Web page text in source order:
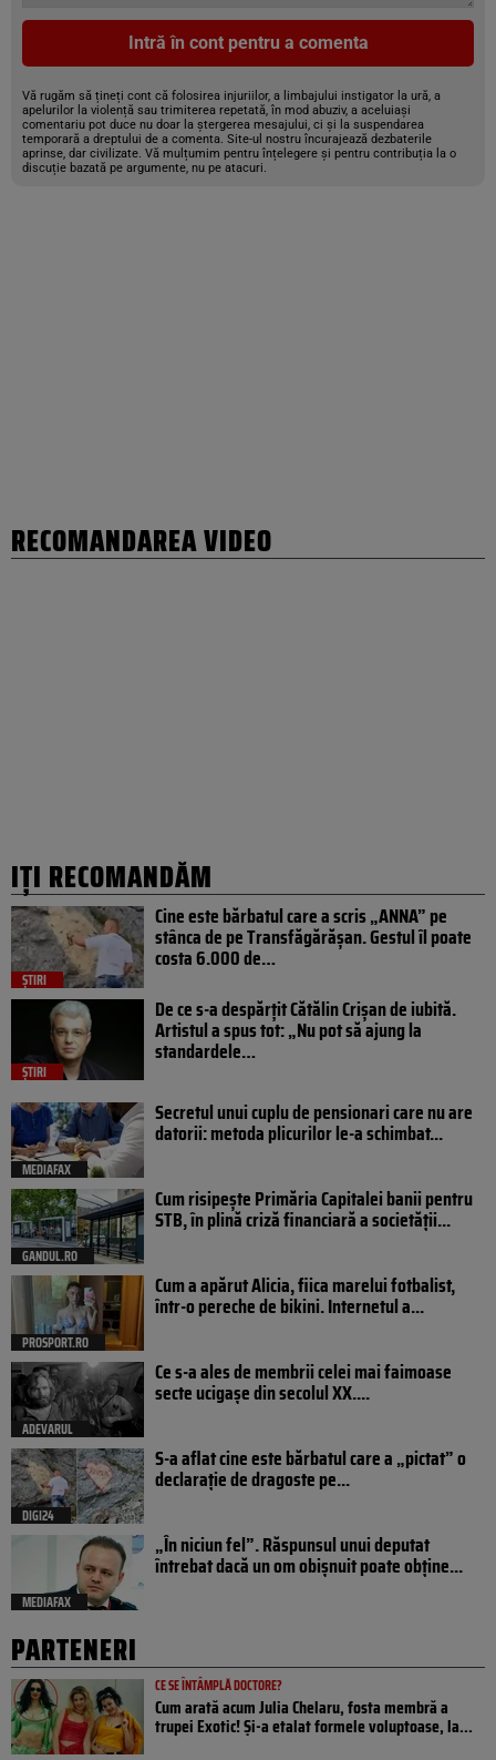
Intră în cont pentru a comenta
Vă rugăm să țineți cont că folosirea injuriilor, a limbajului instigator la ură, a
apelurilor la violență sau trimiterea repetată, în mod abuziv, a aceluiași
comentariu pot duce nu doar la ștergerea mesajului, ci și la suspendarea
temporară a dreptului de a comenta. Site-ul nostru încurajează dezbaterile
aprinse, dar civilizate. Vă mulțumim pentru înțelegere și pentru contribuția la o
discuție bazată pe argumente, nu pe atacuri.
RECOMANDAREA VIDEO
IȚI RECOMANDĂM
ȘTIRI
Cine este bărbatul care a scris „ANNA” pe
stânca de pe Transfăgărășan. Gestul îl poate
costa 6.000 de…
ȘTIRI
De ce s-a despărțit Cătălin Crișan de iubită.
Artistul a spus tot: „Nu pot să ajung la
standardele…
MEDIAFAX
Secretul unui cuplu de pensionari care nu are
datorii: metoda plicurilor le-a schimbat...
GANDUL.RO
Cum risipește Primăria Capitalei banii pentru
STB, în plină criză financiară a societății...
PROSPORT.RO
Cum a apărut Alicia, fiica marelui fotbalist,
într-o pereche de bikini. Internetul a...
ADEVARUL
Ce s-a ales de membrii celei mai faimoase
secte ucigașe din secolul XX....
DIGI24
S-a aflat cine este bărbatul care a „pictat” o
declarație de dragoste pe...
MEDIAFAX
„În niciun fel”. Răspunsul unui deputat
întrebat dacă un om obișnuit poate obține...
PARTENERI
CE SE ÎNTÂMPLĂ DOCTORE?
Cum arată acum Julia Chelaru, fosta membră a
trupei Exotic! Și-a etalat formele voluptoase, la...